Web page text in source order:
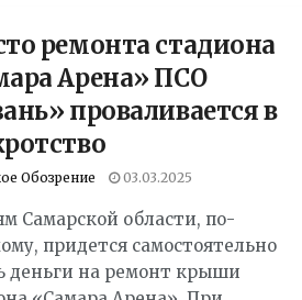
ремонта стадиона
Арена» ПСО
проваливается в
Обозрение 03.03.2025
Самарской области, по-
придется самостоятельно
деньги на ремонт крыши